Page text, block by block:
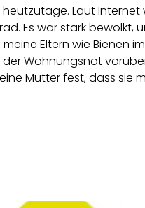
Laut Internet
Es war stark bewölkt,
Eltern wie Bienen
Wohnungsnot
Mutter fest, dass sie